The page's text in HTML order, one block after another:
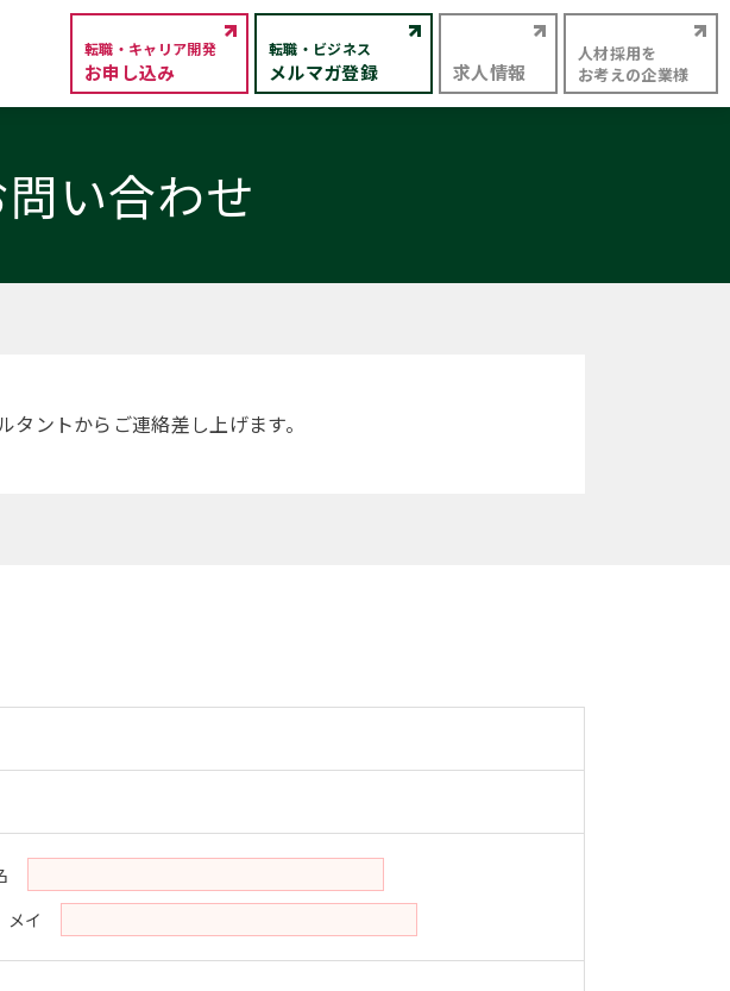
転職・キャリア開発
お申し込み
転職・ビジネス
メルマガ登録 求人情報
人材採用を
お考えの企業様
い合わせ
ントからご連絡差し上げます。
メイ